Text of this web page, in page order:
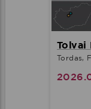
Tolvai
Tordas,